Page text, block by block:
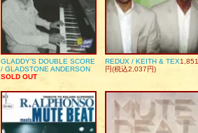
GLADDY’S DOUBLE SCORE
/ GLADSTONE ANDERSON
SOLD OUT
REDUX / KEITH & TEX1,851
円(税込2,037円)